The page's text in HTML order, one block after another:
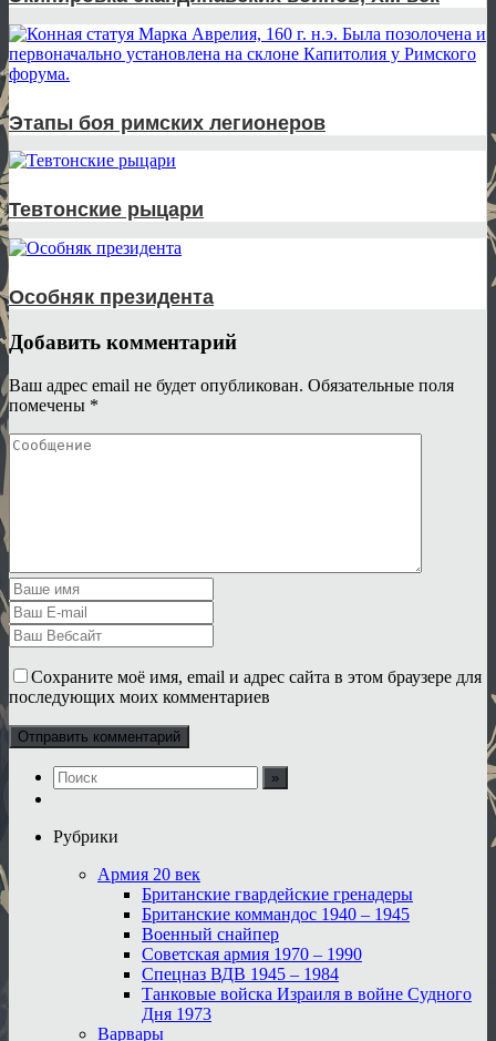
Этапы боя римских легионеров
Тевтонские рыцари
Особняк президента
Добавить комментарий
Ваш адрес email не будет опубликован. Обязательные поля
помечены *
Сохраните моё имя, email и адрес сайта в этом браузере для
последующих моих комментариев
Рубрики
Армия 20 век
Британские гвардейские гренадеры
Британские коммандос 1940 – 1945
Военный снайпер
Советская армия 1970 – 1990
Спецназ ВДВ 1945 – 1984
Танковые войска Израиля в войне Судного
Дня 1973
Варвары